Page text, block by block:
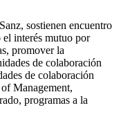
sostienen encuentro
el interés mutuo por
promover la
de colaboración
de colaboración
Management,
programas a la